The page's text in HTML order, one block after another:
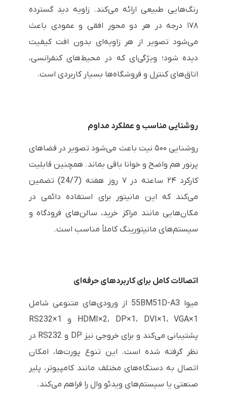
رنگ‌هایی طبیعی ارائه می‌کند. زاویه دید گسترده
۱۷۸ درجه در هر دو محور افقی و عمودی باعث
می‌شود تصویر از هر زاویه‌ای بدون افت کیفیت
دیده شود؛ ویژگی‌ای که در محیط‌های کنفرانسی،
اتاق‌های کنترل و فروشگاه‌ها بسیار کاربردی است.
روشنایی مناسب و عملکرد مداوم
روشنایی ۵۰۰ نیت باعث می‌شود تصویر در فضاهای
پرنور هم واضح و خوانا باقی بماند. همچنین قابلیت
کارکرد ۲۴ ساعته در ۷ روز هفته (24/7) تضمین
می‌کند که این مانیتور برای استفاده دائمی در
مکان‌هایی مانند مراکز خرید، سالن‌های فرودگاه و
سیستم‌های مانیتورینگ کاملاً مناسب است.
اتصالات کامل برای کاربردهای حرفه‌ای
میوا 55BM51D-A3 از ورودی‌های متنوعی شامل
HDMI×2، DP×1، DVI×1، VGA×1 و RS232×1
پشتیبانی می‌کند و برای خروجی نیز DP و RS232 در
نظر گرفته شده است. این تنوع پورت‌ها، امکان
اتصال به دستگاه‌های مختلف مانند کامپیوتر، پلیر
صنعتی یا سیستم‌های ویدئو وال را فراهم می‌کند.